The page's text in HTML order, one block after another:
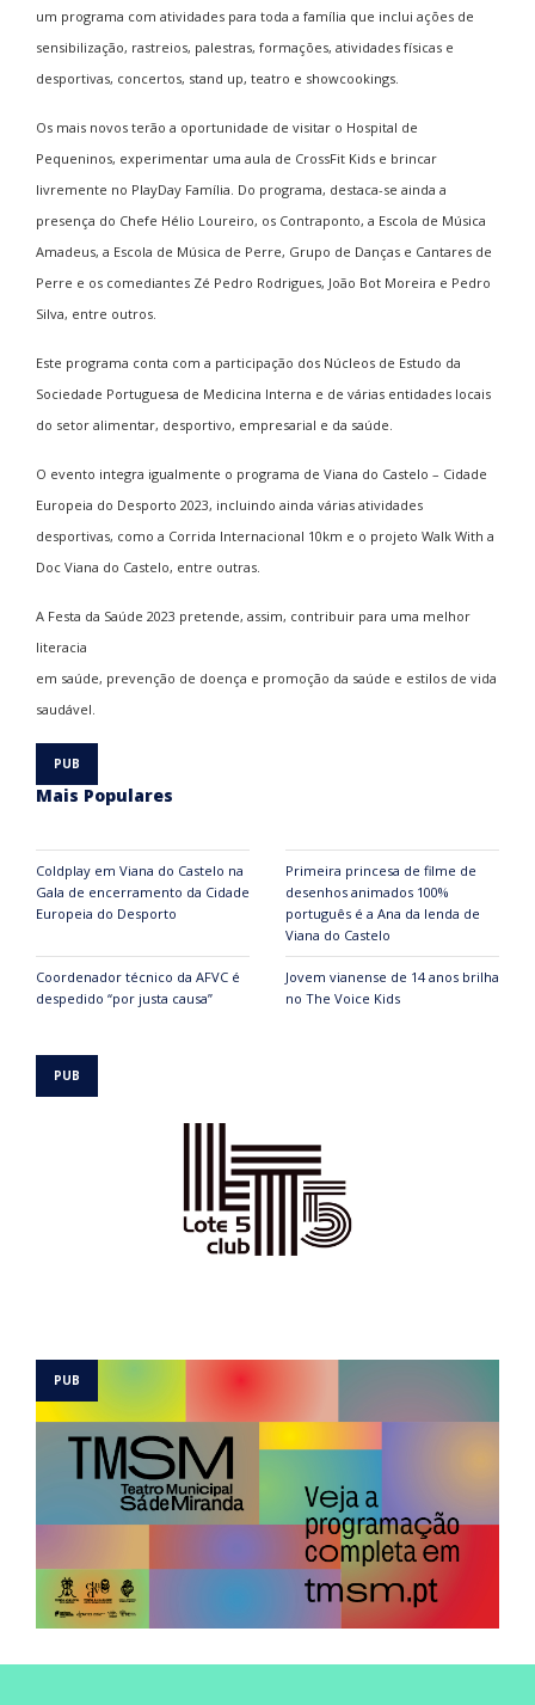
um programa com atividades para toda a família que inclui ações de
sensibilização, rastreios, palestras, formações, atividades físicas e
desportivas, concertos, stand up, teatro e showcookings.
Os mais novos terão a oportunidade de visitar o Hospital de
Pequeninos, experimentar uma aula de CrossFit Kids e brincar
livremente no PlayDay Família. Do programa, destaca-se ainda a
presença do Chefe Hélio Loureiro, os Contraponto, a Escola de Música
Amadeus, a Escola de Música de Perre, Grupo de Danças e Cantares de
Perre e os comediantes Zé Pedro Rodrigues, João Bot Moreira e Pedro
Silva, entre outros.
Este programa conta com a participação dos Núcleos de Estudo da
Sociedade Portuguesa de Medicina Interna e de várias entidades locais
do setor alimentar, desportivo, empresarial e da saúde.
O evento integra igualmente o programa de Viana do Castelo – Cidade
Europeia do Desporto 2023, incluindo ainda várias atividades
desportivas, como a Corrida Internacional 10km e o projeto Walk With a
Doc Viana do Castelo, entre outras.
A Festa da Saúde 2023 pretende, assim, contribuir para uma melhor
literacia
em saúde, prevenção de doença e promoção da saúde e estilos de vida
saudável.
Mais Populares
Coldplay em Viana do Castelo na
Gala de encerramento da Cidade
Europeia do Desporto
Primeira princesa de filme de
desenhos animados 100%
português é a Ana da lenda de
Viana do Castelo
Coordenador técnico da AFVC é
despedido “por justa causa”
Jovem vianense de 14 anos brilha
no The Voice Kids